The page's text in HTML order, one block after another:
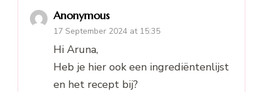
Anonymous
17 September 2024 at 15:35
Hi Aruna,
Heb je hier ook een ingrediëntenlijst
en het recept bij?